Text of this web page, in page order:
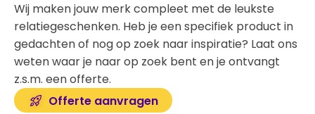
Wij maken jouw merk compleet met de leukste
relatiegeschenken. Heb je een specifiek product in
gedachten of nog op zoek naar inspiratie? Laat ons
weten waar je naar op zoek bent en je ontvangt
z.s.m. een offerte.
Offerte aanvragen